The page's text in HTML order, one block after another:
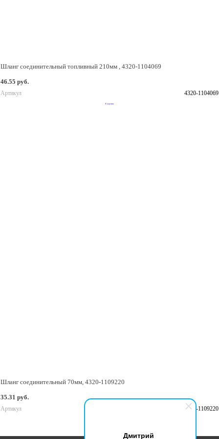
Дмитрий
Шланг соединительный топливный 210мм , 4320-1104069
46.55 руб.
Артикул 4320-1104069
В корзину
Шланг соединительный 70мм, 4320-1109220
35.31 руб.
Артикул 4320-1109220